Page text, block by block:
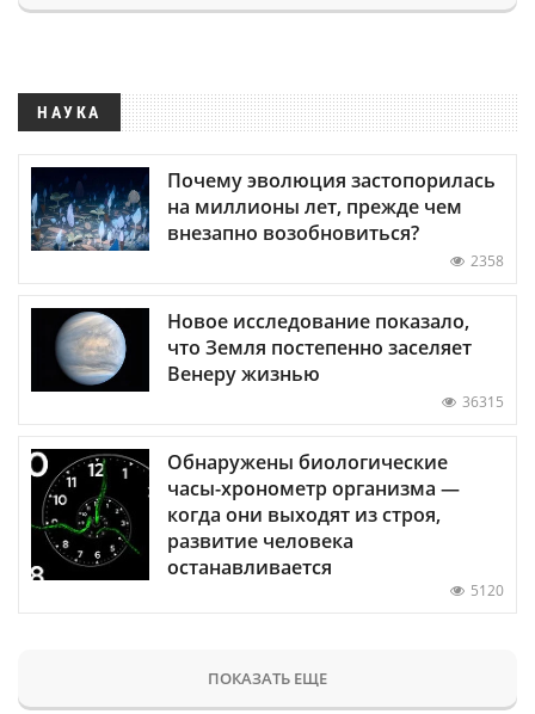
НАУКА
Почему эволюция застопорилась
на миллионы лет, прежде чем
внезапно возобновиться?
2358
Новое исследование показало,
что Земля постепенно заселяет
Венеру жизнью
36315
Обнаружены биологические
часы-хронометр организма —
когда они выходят из строя,
развитие человека
останавливается
5120
ПОКАЗАТЬ ЕЩЕ